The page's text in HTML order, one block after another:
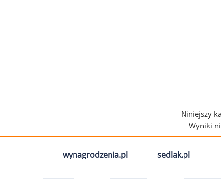
Niniejszy
Wyniki
wynagrodzenia.pl sedlak.pl